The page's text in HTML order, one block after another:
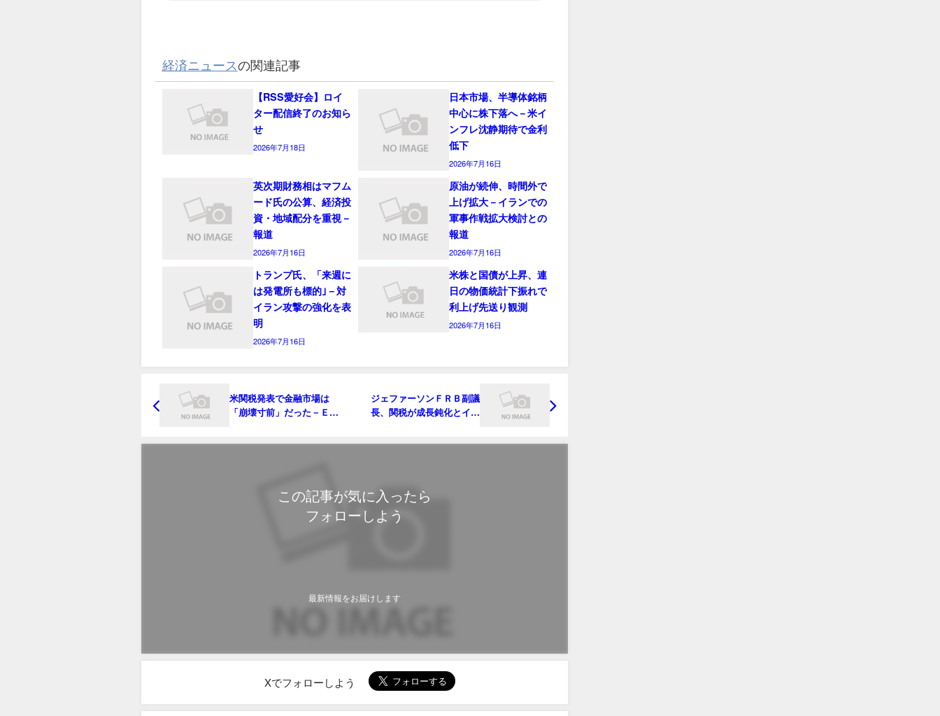
経済ニュースの関連記事
【RSS愛好会】ロイ
ター配信終了のお知ら
せ
2026年7月18日
日本市場、半導体銘柄
中心に株下落へ－米イ
ンフレ沈静期待で金利
低下
2026年7月16日
英次期財務相はマフム
ード氏の公算、経済投
資・地域配分を重視－
報道
2026年7月16日
原油が続伸、時間外で
上げ拡大－イランでの
軍事作戦拡大検討との
報道
2026年7月16日
トランプ氏、「来週に
は発電所も標的｣－対
イラン攻撃の強化を表
明
2026年7月16日
米株と国債が上昇、連
日の物価統計下振れで
利上げ先送り観測
2026年7月16日
米関税発表で金融市場は
「崩壊寸前」だった－ＥＣ
ジェファーソンＦＲＢ副議
長、関税が成長鈍化とイン
この記事が気に入ったら
フォローしよう
最新情報をお届けします
Xでフォローしよう